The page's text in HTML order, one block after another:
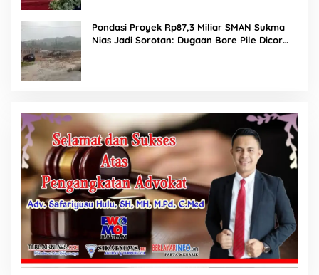
Pondasi Proyek Rp87,3 Miliar SMAN Sukma
Nias Jadi Sorotan: Dugaan Bore Pile Dicor